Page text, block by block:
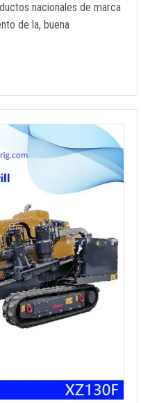
nacionales de marca
de la, buena